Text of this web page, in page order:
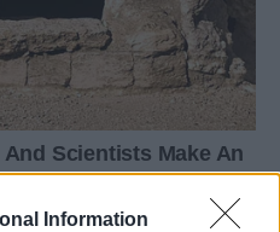
Information